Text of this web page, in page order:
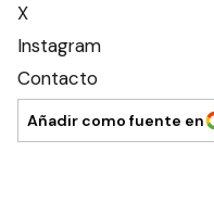
X
Instagram
Contacto
Añadir como fuente en